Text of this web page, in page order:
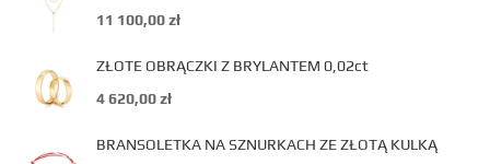
11 100,00zł
ZŁOTE OBRĄCZKI Z BRYLANTEM 0,02ct
4 620,00zł
BRANSOLETKA NA SZNURKACH ZE ZŁOTĄ KULKĄ